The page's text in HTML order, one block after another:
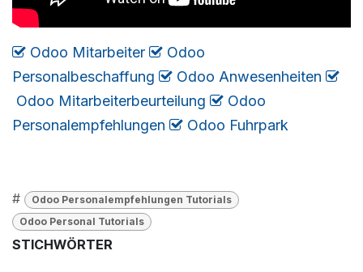
Odoo Mitarbeiter
Odoo
Personalbeschaffung
Odoo Anwesenheiten
Odoo Mitarbeiterbeurteilung
Odoo
Personalempfehlungen
Odoo Fuhrpark
#
Odoo Personalempfehlungen Tutorials
​Odoo Personal Tutorials
STICHWÖRTER